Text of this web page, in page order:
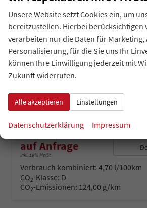
Skoda Karoq
unverbindliche Lieferzeit: 4 - 5 Monate
Kraftstoff
Leistung
auf Anfrage
inkl. 19% MwSt.
Verbrauch kombiniert: 4,70 l/100km
CO2-Klasse: D
CO2-Emissionen: 124,00 g/km
Unsere Website setzt Cookies ein, um
bereitzustellen. Hierbei berücksichtigen
verarbeiten nur die Daten für Marketing,
Personalisierung, für die Sie uns Ihr
können Ihre Einwilligung jederzeit mit
Zukunft widerrufen.
Alle akzeptieren Einstellungen
Datenschutzerklärung Impressum